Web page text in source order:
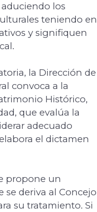
los
teniendo en
y signifiquen
la Dirección de
convoca a la
Histórico,
que evalúa la
adecuado
el dictamen
propone un
se deriva al Concejo
su tratamiento. Si